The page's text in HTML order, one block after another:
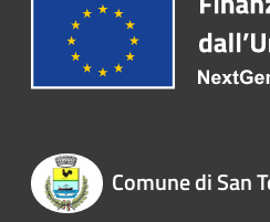
Comune di San